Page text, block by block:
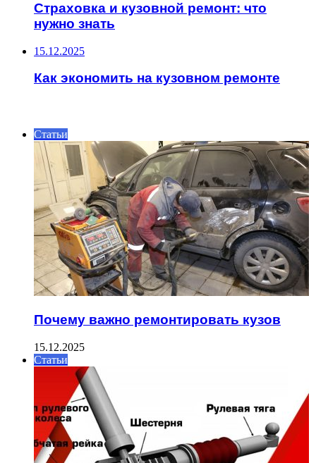
Страховка и кузовной ремонт: что
нужно знать
15.12.2025
Как экономить на кузовном ремонте
Статьи
Почему важно ремонтировать кузов
15.12.2025
Статьи